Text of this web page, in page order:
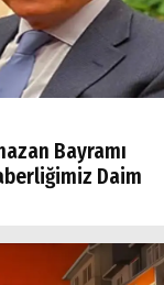
Bayramı
Daim